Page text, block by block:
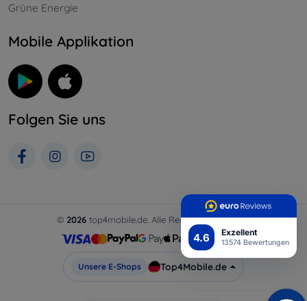
4.6 Exzellent
13574 Bewertungen
Grüne Energie
Mobile Applikation
Folgen Sie uns
© 2026 top4mobile.de. Alle Rechte vorbehalten.
Unsere E-Shops Top4Mobile.de